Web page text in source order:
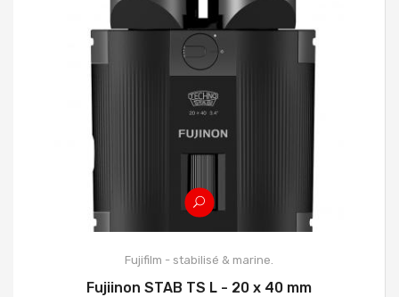
Fujifilm - stabilisé & marine.
Fujiinon STAB TS L - 20 x 40 mm